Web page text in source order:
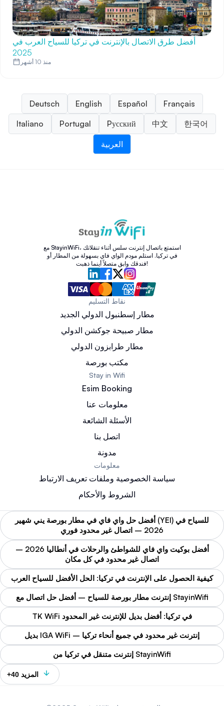
أفضل طرق الاتصال بالإنترنت في تركيا للسياح العرب في
2025
منذ 10 أشهر
Deutsch English Español
Français
Italiano
Portugal Pусский 中文 한국어
العربية
مع StayinWiFi، استمتع باتصال إنترنت سلس أثناء تنقلاتك
في تركيا. استلم مودم الواي فاي بسهولة من المطار أو
فندقك وابق متصلاً أينما ذهبت!
نقاط التسليم
مطار إسطنبول الدولي الجديد
مطار صبيحة جوكشن الدولي
مطار طرابزون الدولي
مكتب بورصة
Stay in Wifi
Esim Booking
معلومات عنا
الأسئلة الشائعة
اتصل بنا
مدونة
معلومات
سياسة الخصوصية وملفات تعريف الارتباط
الشروط والأحكام
أفضل حل واي فاي في مطار بورصة يني شهير (YEI) للسياح في
2026 – اتصال غير محدود فوري
أفضل بوكيت واي فاي للشواطئ والرحلات في أنطاليا 2026 –
اتصال غير محدود في كل مكان
كيفية الحصول على الإنترنت في تركيا: الحل الأفضل للسياح العرب
إنترنت مطار بورصة للسياح – أفضل حل اتصال مع StayinWifi
TK WiFi في تركيا: أفضل بديل للإنترنت غير المحدود
بديل IGA WiFi – إنترنت غير محدود في جميع أنحاء تركيا
إنترنت متنقل في تركيا من StayinWifi
+40 المزيد